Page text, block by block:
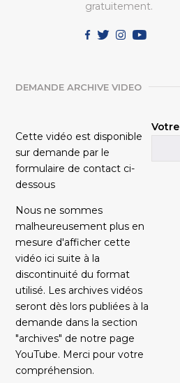
gratuitement.
DEMANDE ARCHIVE VIDEO
Cette vidéo est disponible
sur demande par le
formulaire de contact ci-
dessous
Nous ne sommes
malheureusement plus en
mesure d'afficher cette
vidéo ici suite à la
discontinuité du format
utilisé. Les archives vidéos
seront dès lors publiées à la
demande dans la section
"archives" de notre page
YouTube. Merci pour votre
compréhension.